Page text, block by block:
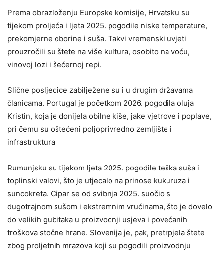
Prema obrazloženju Europske komisije, Hrvatsku su
tijekom proljeća i ljeta 2025. pogodile niske temperature,
prekomjerne oborine i suša. Takvi vremenski uvjeti
prouzročili su štete na više kultura, osobito na voću,
vinovoj lozi i šećernoj repi.
Slične posljedice zabilježene su i u drugim državama
članicama. Portugal je početkom 2026. pogodila oluja
Kristin, koja je donijela obilne kiše, jake vjetrove i poplave,
pri čemu su oštećeni poljoprivredno zemljište i
infrastruktura.
Rumunjsku su tijekom ljeta 2025. pogodile teška suša i
toplinski valovi, što je utjecalo na prinose kukuruza i
suncokreta. Cipar se od svibnja 2025. suočio s
dugotrajnom sušom i ekstremnim vrućinama, što je dovelo
do velikih gubitaka u proizvodnji usjeva i povećanih
troškova stočne hrane. Slovenija je, pak, pretrpjela štete
zbog proljetnih mrazova koji su pogodili proizvodnju